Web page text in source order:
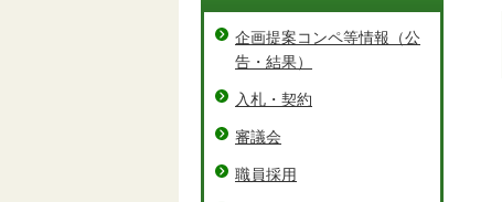
企画提案コンペ等情報（公
告・結果）
入札・契約
審議会
職員採用